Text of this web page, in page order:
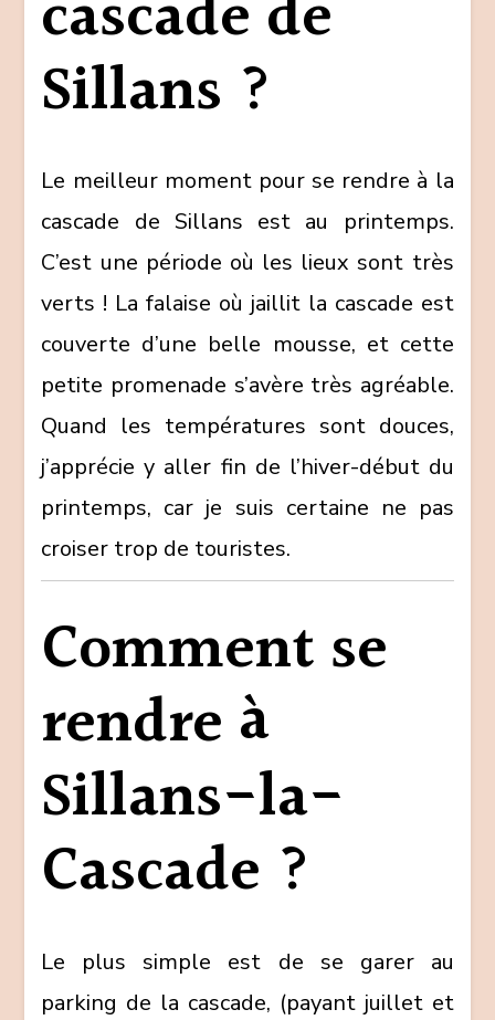
Sillans ?
Le meilleur moment pour se rendre à la
cascade de Sillans est au printemps.
C’est une période où les lieux sont très
verts ! La falaise où jaillit la cascade est
couverte d’une belle mousse, et cette
petite promenade s’avère très agréable.
Quand les températures sont douces,
j’apprécie y aller fin de l’hiver-début du
printemps, car je suis certaine ne pas
croiser trop de touristes.
Comment se
rendre à
Sillans-la-
Cascade ?
Le plus simple est de se garer au
parking de la cascade, (payant juillet et